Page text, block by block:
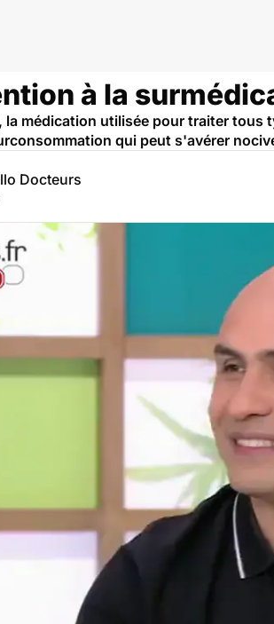
à la
la médication utilisée pour traiter
qui peut s'avérer
Docteurs